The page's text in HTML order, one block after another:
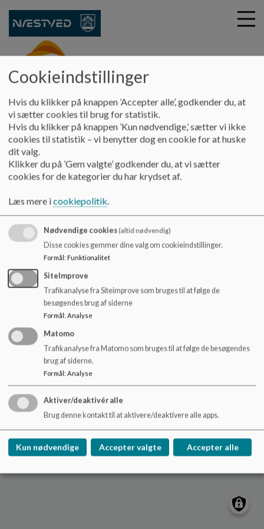
i
kobberbakkeskolen
Skolebestyrelsen Antimobbestrategi
Antimobbestrategi
Antimobbestrategi
Dokumenter
Kobberbakkeskolen
Parkvej 109. 4700 Næstved
kobberbakkeskolen@naestved.dk
+45 55888200
Sitemap
Cookie politik
Cookieindstillinger
Hvis du klikker på knappen ’Accepter alle’, godkender du, at
vi sætter cookies til brug for statistik.
Hvis du klikker på knappen ’Kun nødvendige,’ sætter vi ikke
cookies til statistik – vi benytter dog en cookie for at huske
dit valg.
Klikker du på ’Gem valgte’ godkender du, at vi sætter
cookies for de kategorier du har krydset af.
Læs mere icookiepolitik.
Nødvendige cookies(altid nødvendig)
Disse cookies gemmer dine valg om cookieindstillinger.
Formål: Funktionalitet
SiteImprove
Trafikanalyse fra Siteimprove som bruges til at følge de
besøgendes brug af siderne
Formål: Analyse
Matomo
Trafikanalyse fra Matomo som bruges til at følge de besøgendes
brug af siderne.
Formål: Analyse
Aktiver/deaktivér alle
Brug denne kontakt til at aktivere/deaktivere alle apps.
Kun nødvendige Accepter valgte Accepter alle